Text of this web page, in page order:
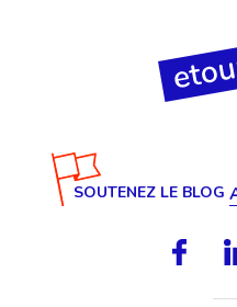
SOUTENEZ LE BLOG